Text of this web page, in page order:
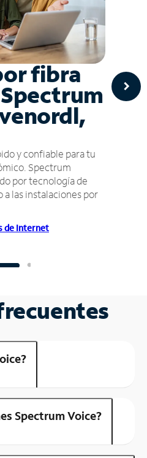
fibra
y confiable para tu
Spectrum
por tecnología de
las instalaciones por
de Internet
Spectrum Voice?